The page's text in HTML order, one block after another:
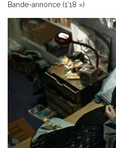
Bande-annonce (1’18 »)